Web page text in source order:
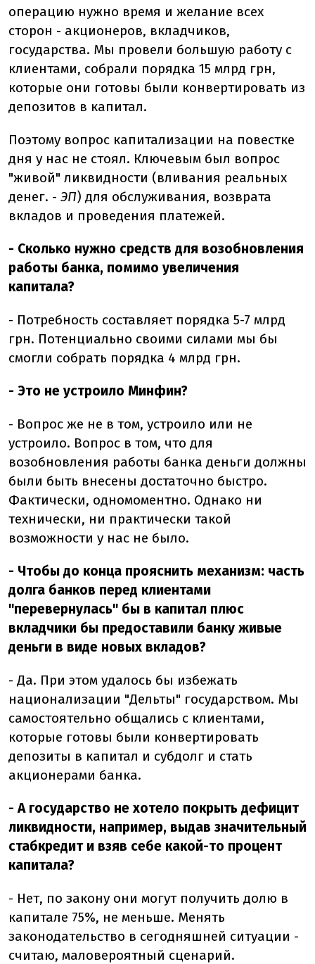
операцию нужно время и желание всех
сторон - акционеров, вкладчиков,
государства. Мы провели большую работу с
клиентами, собрали порядка 15 млрд грн,
которые они готовы были конвертировать из
депозитов в капитал.
Поэтому вопрос капитализации на повестке
дня у нас не стоял. Ключевым был вопрос
"живой" ликвидности (вливания реальных
денег. - ЭП) для обслуживания, возврата
вкладов и проведения платежей.
- Сколько нужно средств для возобновления
работы банка, помимо увеличения
капитала?
- Потребность составляет порядка 5-7 млрд
грн. Потенциально своими силами мы бы
смогли собрать порядка 4 млрд грн.
- Это не устроило Минфин?
- Вопрос же не в том, устроило или не
устроило. Вопрос в том, что для
возобновления работы банка деньги должны
были быть внесены достаточно быстро.
Фактически, одномоментно. Однако ни
технически, ни практически такой
возможности у нас не было.
- Чтобы до конца прояснить механизм: часть
долга банков перед клиентами
"перевернулась" бы в капитал плюс
вкладчики бы предоставили банку живые
деньги в виде новых вкладов?
- Да. При этом удалось бы избежать
национализации "Дельты" государством. Мы
самостоятельно общались с клиентами,
которые готовы были конвертировать
депозиты в капитал и субдолг и стать
акционерами банка.
- А государство не хотело покрыть дефицит
ликвидности, например, выдав значительный
стабкредит и взяв себе какой-то процент
капитала?
- Нет, по закону они могут получить долю в
капитале 75%, не меньше. Менять
законодательство в сегодняшней ситуации -
считаю, маловероятный сценарий.